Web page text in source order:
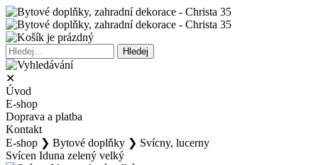
✕
Úvod
E-shop
Doprava a platba
Kontakt
E-shop ❯ Bytové doplňky ❯ Svícny, lucerny
Svícen Iduna zelený velký